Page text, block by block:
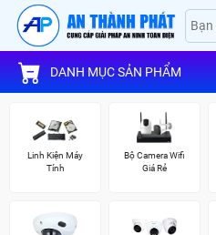
DANH MỤC SẢN PHẨM
Linh Kiện Máy
Tính
Bộ Camera Wifi
Giá Rẻ